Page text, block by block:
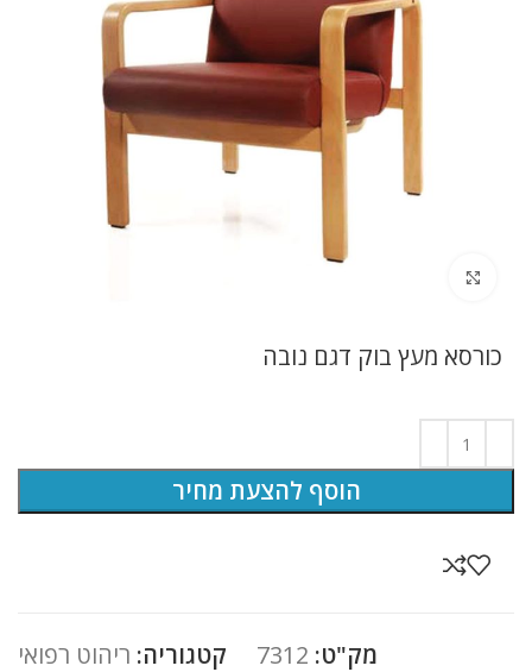
כורסא מעץ בוק דגם נובה
הוסף להצעת מחיר
מק"ט: 7312 קטגוריה: ריהוט רפואי